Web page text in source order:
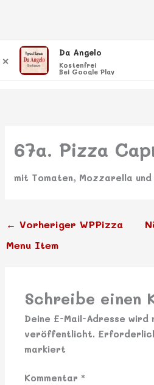
Inhalt
springen
67a. Pizza
mit Tomaten, Mozzarella und
← Vorheriger WPPizza
Menu Item
Schreibe einen
Deine E-Mail-Adresse wird
veröffentlicht.
markiert
Kommentar*
✕
Da Angelo
Kostenfrei
Bei Google Play